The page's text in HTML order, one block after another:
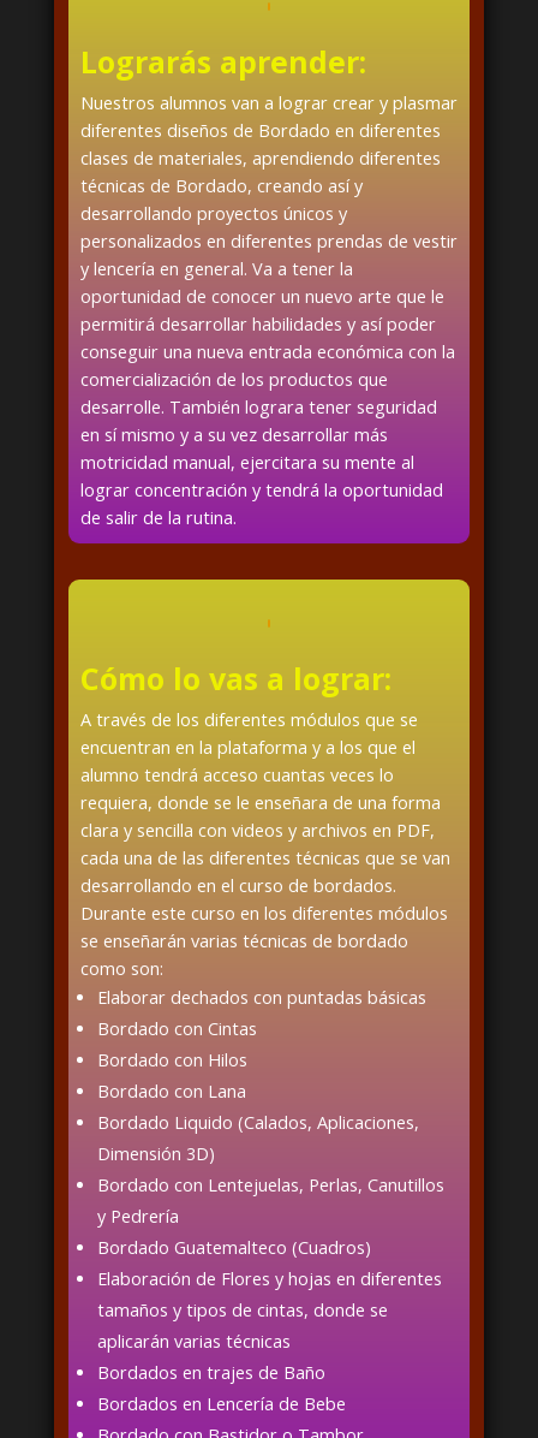
Lograrás aprender:
Nuestros alumnos van a lograr crear y plasmar
diferentes diseños de Bordado en diferentes
clases de materiales, aprendiendo diferentes
técnicas de Bordado, creando así y
desarrollando proyectos únicos y
personalizados en diferentes prendas de vestir
y lencería en general. Va a tener la
oportunidad de conocer un nuevo arte que le
permitirá desarrollar habilidades y así poder
conseguir una nueva entrada económica con la
comercialización de los productos que
desarrolle. También lograra tener seguridad
en sí mismo y a su vez desarrollar más
motricidad manual, ejercitara su mente al
lograr concentración y tendrá la oportunidad
de salir de la rutina.
Cómo lo vas a lograr:
A través de los diferentes módulos que se
encuentran en la plataforma y a los que el
alumno tendrá acceso cuantas veces lo
requiera, donde se le enseñara de una forma
clara y sencilla con videos y archivos en PDF,
cada una de las diferentes técnicas que se van
desarrollando en el curso de bordados.
Durante este curso en los diferentes módulos
se enseñarán varias técnicas de bordado
como son:
Elaborar dechados con puntadas básicas
Bordado con Cintas
Bordado con Hilos
Bordado con Lana
Bordado Liquido (Calados, Aplicaciones,
Dimensión 3D)
Bordado con Lentejuelas, Perlas, Canutillos
y Pedrería
Bordado Guatemalteco (Cuadros)
Elaboración de Flores y hojas en diferentes
tamaños y tipos de cintas, donde se
aplicarán varias técnicas
Bordados en trajes de Baño
Bordados en Lencería de Bebe